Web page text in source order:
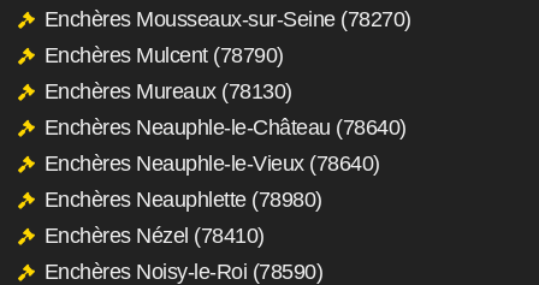
Enchères Mousseaux-sur-Seine (78270)
Enchères Mulcent (78790)
Enchères Mureaux (78130)
Enchères Neauphle-le-Château (78640)
Enchères Neauphle-le-Vieux (78640)
Enchères Neauphlette (78980)
Enchères Nézel (78410)
Enchères Noisy-le-Roi (78590)